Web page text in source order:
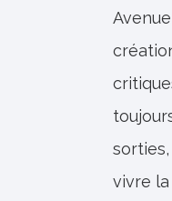
vivre